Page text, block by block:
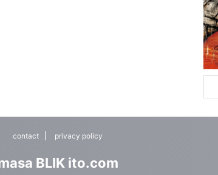
contact privacy policy
BLIK ito.com